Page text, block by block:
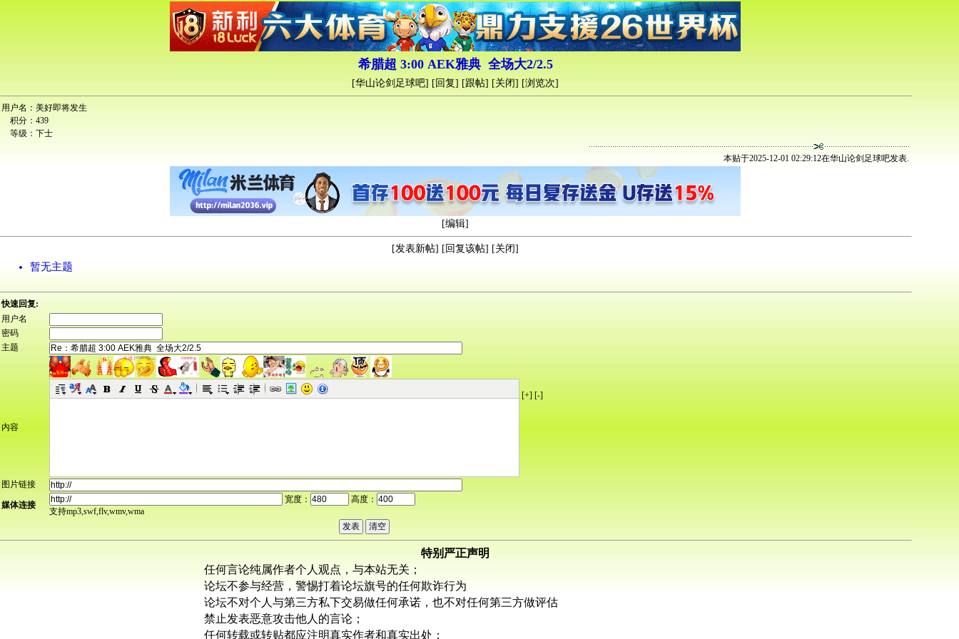
希腊超 3:00 AEK雅典 全场大2/2.5
[华山论剑足球吧] [回复] [跟帖] [关闭] [浏览次]
用户名： 美好即将发生
积分： 439
等级： 下士
本贴于2025-12-01 02:29:12在华山论剑足球吧发表.
[编辑]
[发表新帖] [ 回复该帖] [关闭]
暂无主题
快速回复:
用户名
密码
主题
内容
[+] [-]
图片链接
媒体连接
宽度：
高度：
支持mp3,swf,flv,wmv,wma
特别严正声明
任何言论纯属作者个人观点，与本站无关；
论坛不参与经营，警惕打着论坛旗号的任何欺诈行为
论坛不对个人与第三方私下交易做任何承诺，也不对任何第三方做评估
禁止发表恶意攻击他人的言论；
任何转载或转贴都应注明真实作者和真实出处；